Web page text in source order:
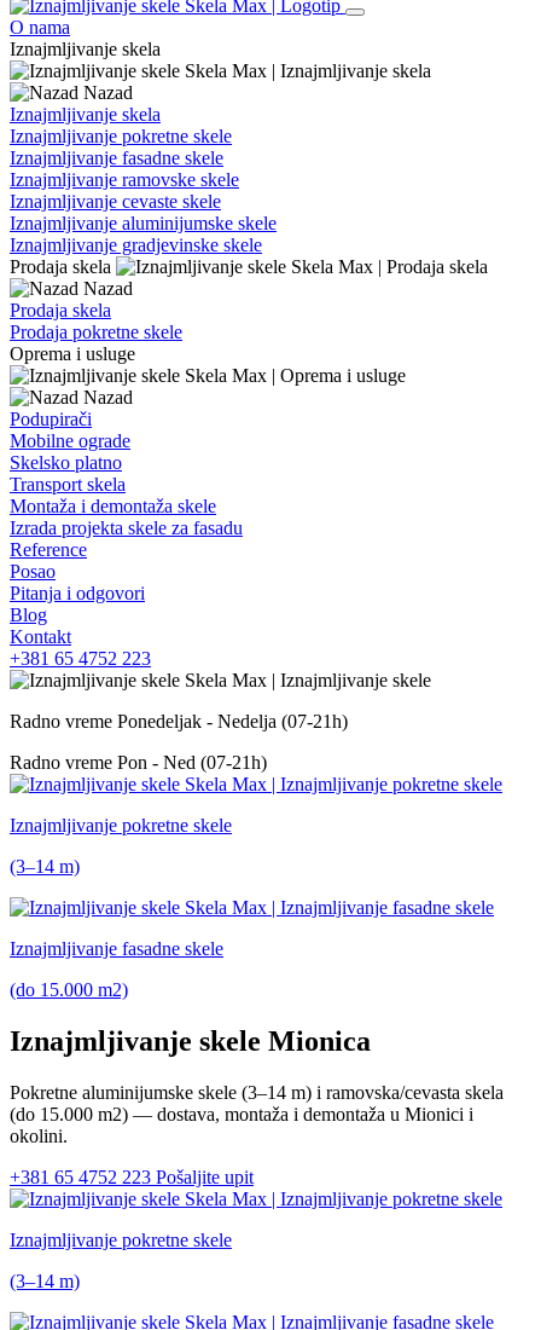
O nama
Iznajmljivanje skela
Nazad
Iznajmljivanje skela
Iznajmljivanje pokretne skele
Iznajmljivanje fasadne skele
Iznajmljivanje ramovske skele
Iznajmljivanje cevaste skele
Iznajmljivanje aluminijumske skele
Iznajmljivanje gradjevinske skele
Prodaja skela
Nazad
Prodaja skela
Prodaja pokretne skele
Oprema i usluge
Nazad
Podupirači
Mobilne ograde
Skelsko platno
Transport skela
Montaža i demontaža skele
Izrada projekta skele za fasadu
Reference
Posao
Pitanja i odgovori
Blog
Kontakt
+381 65 4752 223
Radno vreme Ponedeljak - Nedelja (07-21h)
Radno vreme Pon - Ned (07-21h)
Iznajmljivanje pokretne skele
(3–14 m)
Iznajmljivanje fasadne skele
(do 15.000 m2)
Iznajmljivanje skele Mionica
Pokretne aluminijumske skele (3–14 m) i ramovska/cevasta skela
(do 15.000 m2) — dostava, montaža i demontaža u Mionici i
okolini.
+381 65 4752 223 Pošaljite upit
Iznajmljivanje pokretne skele
(3–14 m)